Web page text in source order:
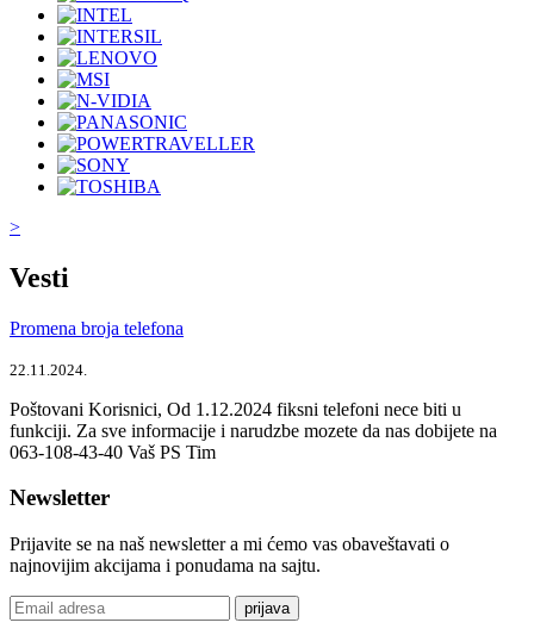
>
Vesti
Promena broja telefona
22.11.2024.
Poštovani Korisnici, Od 1.12.2024 fiksni telefoni nece biti u
funkciji. Za sve informacije i narudzbe mozete da nas dobijete na
063-108-43-40 Vaš PS Tim
Newsletter
Prijavite se na naš newsletter a mi ćemo vas obaveštavati o
najnovijim akcijama i ponudama na sajtu.
prijava